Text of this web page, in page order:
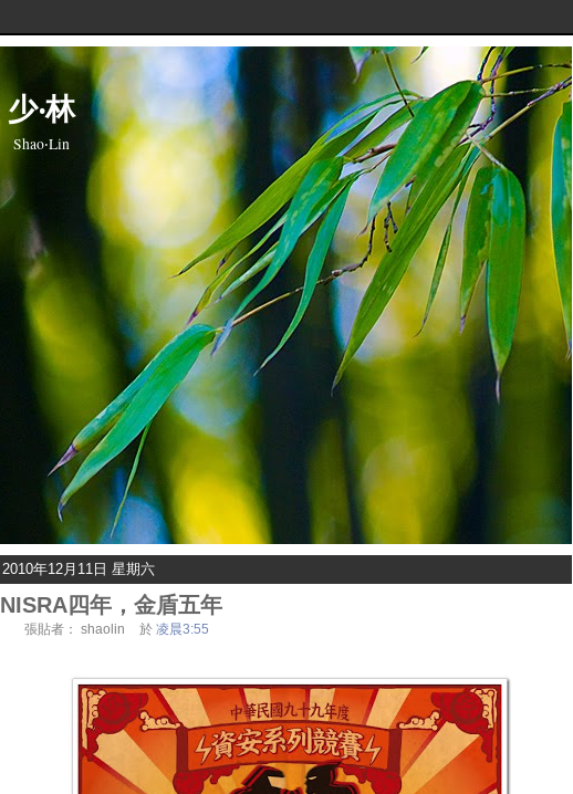
少‧林
Shao‧Lin
2010年12月11日 星期六
NISRA四年，金盾五年
張貼者： shaolin 於 凌晨3:55